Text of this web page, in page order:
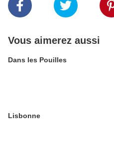
Vous aimerez aussi
Dans les Pouilles
Lisbonne